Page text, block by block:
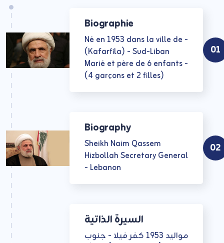
01
Biographie
- Né en 1953 dans la ville de
(Kafarfila) - Sud-Liban
- Marié et père de 6 enfants
(4 garçons et 2 filles)
02
Biography
Sheikh Naim Qassem
Hizbollah Secretary General
- Lebanon
السيرة الذاتية
مواليد 1953 كفر فيلا - جنوب